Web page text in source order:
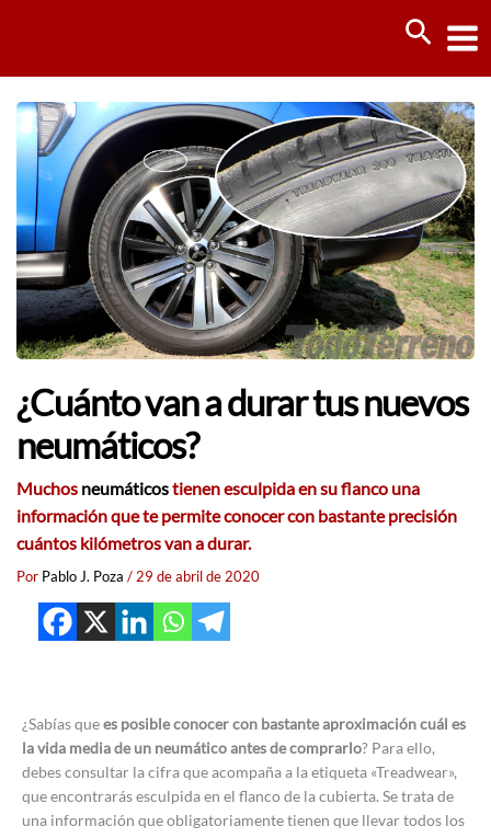
¿Cuánto van a durar tus nuevos
neumáticos?
Muchos neumáticostienen esculpida en su flanco una
información que te permite conocer con bastante precisión
cuántos kilómetros van a durar.
Por Pablo J. Poza / 29 de abril de 2020
¿Sabías quees posible conocer con bastante aproximación cuál es
la vida media de un neumático antes de comprarlo? Para ello,
debes consultar la cifra que acompaña a la etiqueta «Treadwear»,
que encontrarás esculpida en el flanco de la cubierta. Se trata de
una información que obligatoriamente tienen que llevar todos los